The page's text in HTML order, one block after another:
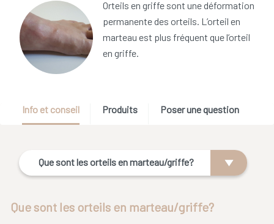
Orteils en griffe sont une déformation
permanente des orteils. L’orteil en
marteau est plus fréquent que l’orteil
en griffe.
Info et conseil Produits Poser une question
Que sont les orteils en marteau/griffe?
Que sont les orteils en marteau/griffe?